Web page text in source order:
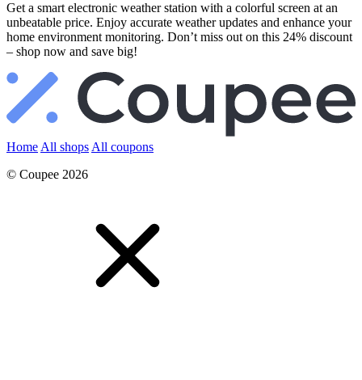
Get a smart electronic weather station with a colorful screen at an
unbeatable price. Enjoy accurate weather updates and enhance your
home environment monitoring. Don’t miss out on this 24% discount
– shop now and save big!
Home All shops All coupons
© Coupee 2026